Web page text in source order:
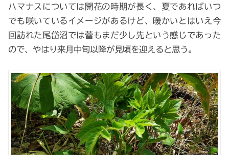
ハマナスについては開花の時期が長く、夏であればいつ
でも咲いているイメージがあるけど、暖かいとはいえ今
回訪れた尾岱沼では蕾もまだ少し先という感じであった
ので、やはり来月中旬以降が見頃を迎えると思う。